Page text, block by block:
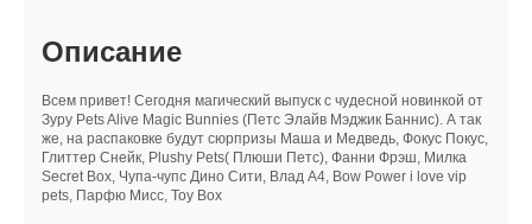
Описание
Всем привет! Сегодня магический выпуск с чудесной новинкой от
Зуру Pets Alive Magic Bunnies (Петс Элайв Мэджик Баннис). А так
же, на распаковке будут сюрпризы Маша и Медведь, Фокус Покус,
Глиттер Снейк, Plushy Pets( Плюши Петс), Фанни Фрэш, Милка
Secret Box, Чупа-чупс Дино Сити, Влад А4, Bow Power i love vip
pets, Парфю Мисс, Toy Box